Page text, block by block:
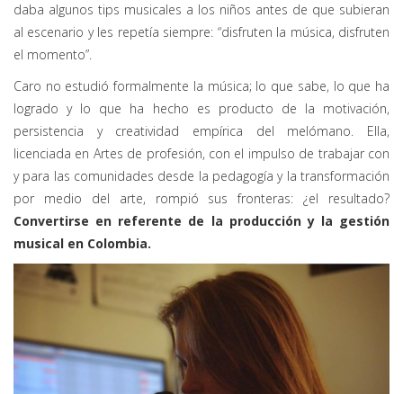
daba algunos tips musicales a los niños antes de que subieran
al escenario y les repetía siempre: “disfruten la música, disfruten
el momento”.
Caro no estudió formalmente la música; lo que sabe, lo que ha
logrado y lo que ha hecho es producto de la motivación,
persistencia y creatividad empírica del melómano. Ella,
licenciada en Artes de profesión, con el impulso de trabajar con
y para las comunidades desde la pedagogía y la transformación
por medio del arte, rompió sus fronteras: ¿el resultado?
Convertirse en referente de la producción y la gestión
musical en Colombia.